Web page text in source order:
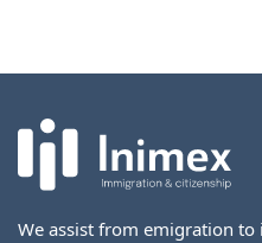
We assist from emigration